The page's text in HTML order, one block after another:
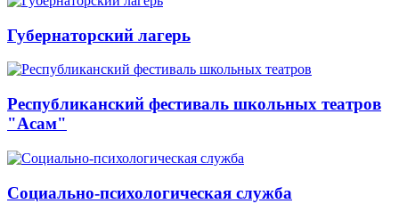
Губернаторский лагерь
Республиканский фестиваль школьных театров
"Асам"
Социально-психологическая служба